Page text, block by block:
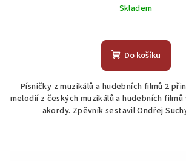
Skladem
Do košíku
Písničky z muzikálů a hudebních filmů 2
melodií z českých muzikálů a hudebních
akordy. Zpěvník sestavil Ondřej